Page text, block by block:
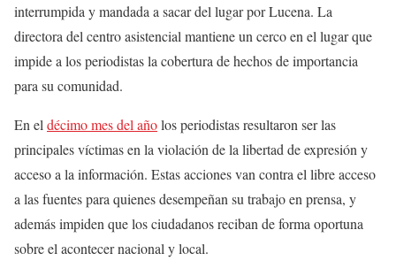
interrumpida y mandada a sacar del lugar por Lucena. La
directora del centro asistencial mantiene un cerco en el lugar que
impide a los periodistas la cobertura de hechos de importancia
para su comunidad.
En el décimo mes del añolos periodistas resultaron ser las
principales víctimas en la violación de la libertad de expresión y
acceso a la información. Estas acciones van contra el libre acceso
a las fuentes para quienes desempeñan su trabajo en prensa, y
además impiden que los ciudadanos reciban de forma oportuna
sobre el acontecer nacional y local.